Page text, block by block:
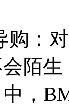
购：
陌
中，